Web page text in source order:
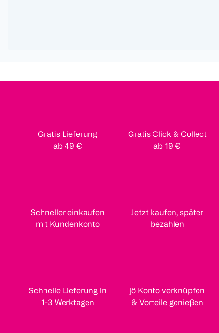
Gratis Lieferung
ab 49 €
Gratis Click & Collect
ab 19 €
Schneller einkaufen
mit Kundenkonto
Jetzt kaufen, später
bezahlen
Schnelle Lieferung in
1-3 Werktagen
jö Konto verknüpfen
& Vorteile genießen